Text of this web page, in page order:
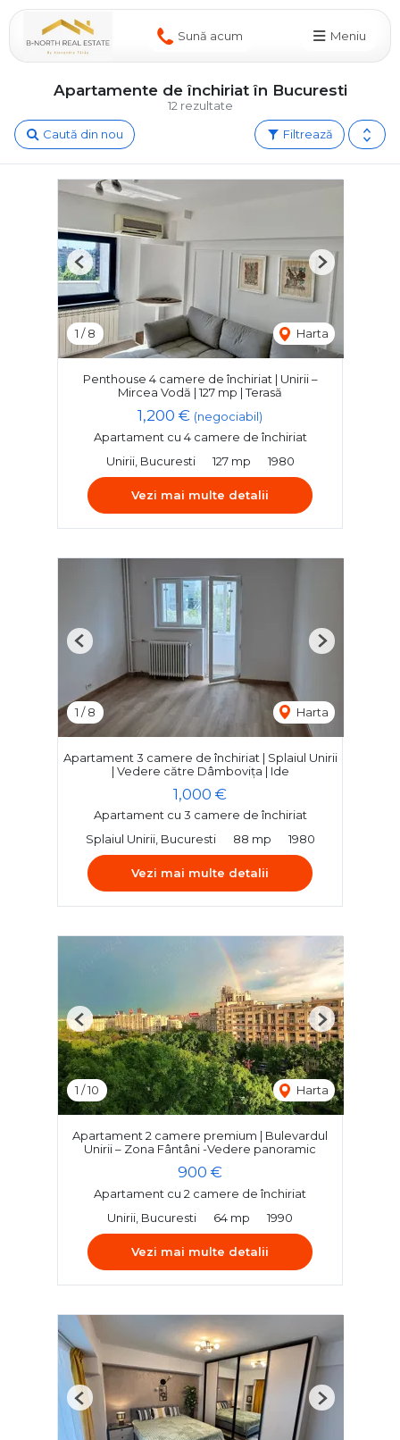
Sună acum Meniu
12 rezultate
Apartamente de închiriat în Bucuresti
Filtrează
Caută din nou
1 /8 Harta
Previous Next
Penthouse 4 camere de închiriat | Unirii –
Mircea Vodă | 127 mp | Terasă
1,200 € (negociabil)
Apartament cu 4 camere de închiriat
Unirii, Bucuresti
127 mp 1980
Vezi mai multe detalii
1 /8 Harta
Previous Next
Apartament 3 camere de închiriat | Splaiul Unirii
| Vedere către Dâmbovița | Ide
1,000 €
Apartament cu 3 camere de închiriat
Splaiul Unirii, Bucuresti
88 mp 1980
Vezi mai multe detalii
1 /10 Harta
Previous Next
Apartament 2 camere premium | Bulevardul
Unirii – Zona Fântâni -Vedere panoramic
900 €
Apartament cu 2 camere de închiriat
Unirii, Bucuresti
64 mp 1990
Vezi mai multe detalii
Previous Next